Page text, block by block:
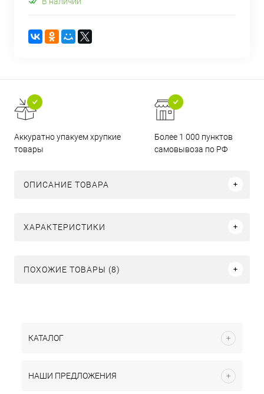
Аккуратно упакуем хрупкие
товары
Более 1 000 пунктов
самовывоза по РФ
ОПИСАНИЕ ТОВАРА
ХАРАКТЕРИСТИКИ
ПОХОЖИЕ ТОВАРЫ (8)
КАТАЛОГ
НАШИ ПРЕДЛОЖЕНИЯ